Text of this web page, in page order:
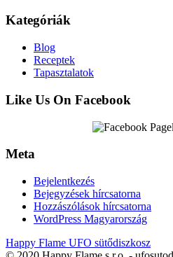
Kategóriák
Blog
Receptek
Tapasztalatok
Like Us On Facebook
Meta
Bejelentkezés
Bejegyzések hírcsatorna
Hozzászólások hírcsatorna
WordPress Magyarország
Happy Flame UFO sütődiszkosz